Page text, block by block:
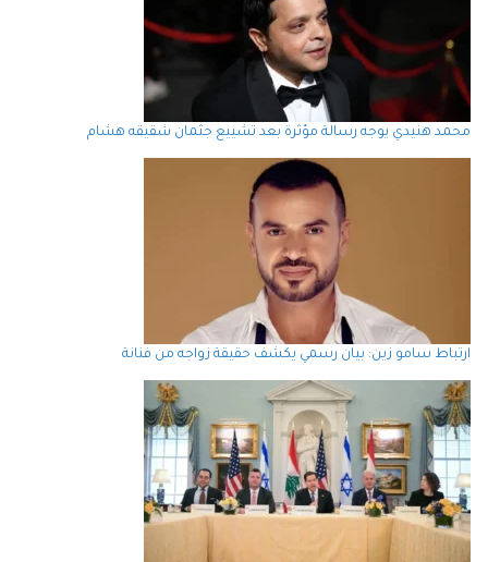
محمد هنيدي يوجه رسالة مؤثرة بعد تشييع جثمان شقيقه هشام
ارتباط سامو زين: بيان رسمي يكشف حقيقة زواجه من فنانة